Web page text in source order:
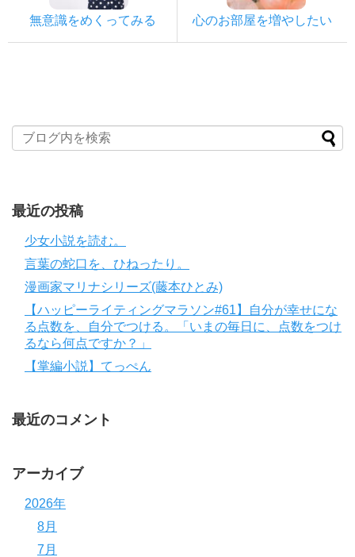
無意識をめくってみる 心のお部屋を増やしたい
最近の投稿
少女小説を読む。
言葉の蛇口を、ひねったり。
漫画家マリナシリーズ(藤本ひとみ)
【ハッピーライティングマラソン#61】自分が幸せにな
る点数を、自分でつける。「いまの毎日に、点数をつけ
るなら何点ですか？」
【掌編小説】てっぺん
最近のコメント
アーカイブ
2026年
8月
7月